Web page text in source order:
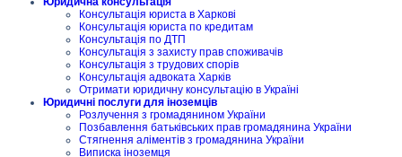
Консультація юриста в Харкові
Консультація юриста по кредитам
Консультація по ДТП
Консультація з захисту прав споживачів
Консультація з трудових спорів
Консультація адвоката Харків
Отримати юридичну консультацію в Україні
Юридичні послуги для іноземців
Розлучення з громадянином України
Позбавлення батьківських прав громадянина України
Стягнення аліментів з громадянина України
Виписка іноземця